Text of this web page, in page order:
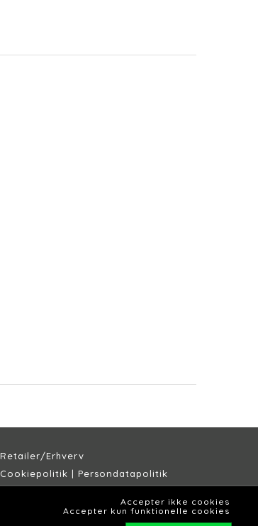
Retailer/Erhverv
Cookiepolitik | Persondatapolitik
Lagersalg Slagelse
Accepter ikke cookies
Accepter kun funktionelle cookies